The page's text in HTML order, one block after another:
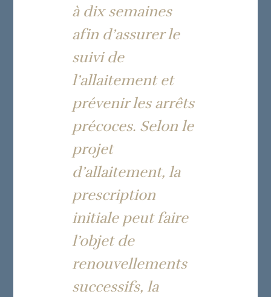
à dix semaines
afin d’assurer le
suivi de
l’allaitement et
prévenir les arrêts
précoces. Selon le
projet
d’allaitement, la
prescription
initiale peut faire
l’objet de
renouvellements
successifs, la